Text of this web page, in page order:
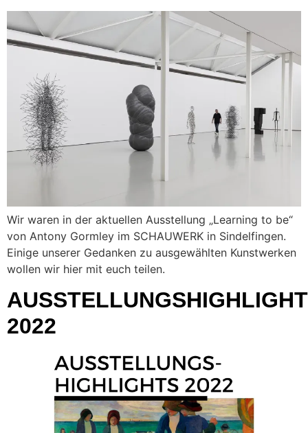
Wir waren in der aktuellen Ausstellung „Learning to be“
von Antony Gormley im SCHAUWERK in Sindelfingen.
Einige unserer Gedanken zu ausgewählten Kunstwerken
wollen wir hier mit euch teilen.
2022